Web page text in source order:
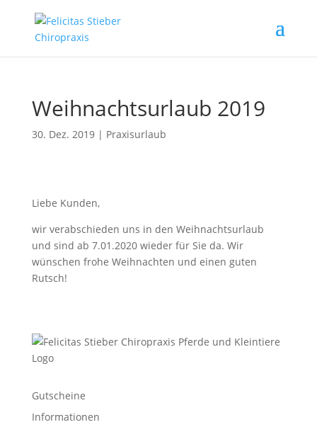
Weihnachtsurlaub 2019
30. Dez. 2019| Praxisurlaub
Liebe Kunden,
wir verabschieden uns in den Weihnachtsurlaub
und sind ab 7.01.2020 wieder für Sie da. Wir
wünschen frohe Weihnachten und einen guten
Rutsch!
Gutscheine
Informationen